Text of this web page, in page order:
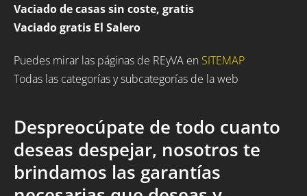
Vaciado de casas sin coste, gratis
Vaciado gratis El Salero
Puedes mirar las páginas de REyVA en SITEMAP
Todas las categorías y subcategorías de la web
Despreocúpate de todo cuanto
deseas despejar, nosotros te
brindamos las garantías